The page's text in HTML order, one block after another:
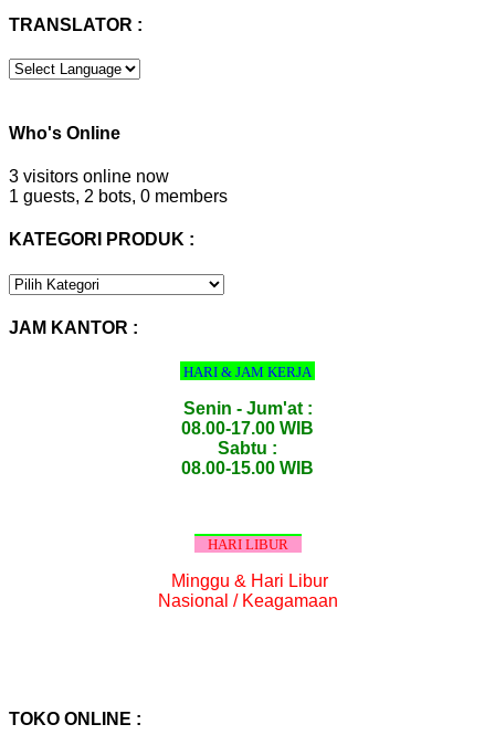
TRANSLATOR :
Who's Online
3 visitors online now
1 guests, 2 bots, 0 members
KATEGORI PRODUK :
KATEGORI
JAM KANTOR :
HARI & JAM KERJA
Senin - Jum'at :
08.00-17.00 WIB
Sabtu :
08.00-15.00 WIB
HARI LIBUR
Minggu & Hari Libur
Nasional / Keagamaan
TOKO ONLINE :